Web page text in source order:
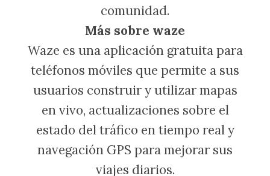
comunidad.
Más sobre waze
Waze es una aplicación gratuita para
teléfonos móviles que permite a sus
usuarios construir y utilizar mapas
en vivo, actualizaciones sobre el
estado del tráfico en tiempo real y
navegación GPS para mejorar sus
viajes diarios.